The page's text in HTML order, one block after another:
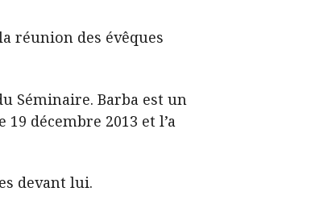
Séminaire. Barba est un
décembre 2013 et l’a
devant lui.